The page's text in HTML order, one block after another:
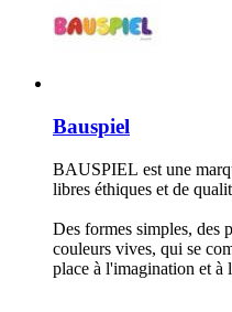
Bauspiel
BAUSPIEL est une
libres éthiques et de
Des formes simples, des
couleurs vives, qui se
place à l'imagination et à